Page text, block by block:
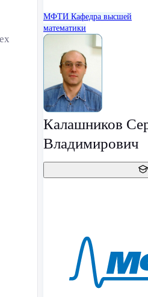
МФТИ Кафедра высшей
математики
Калашников
Владимирович